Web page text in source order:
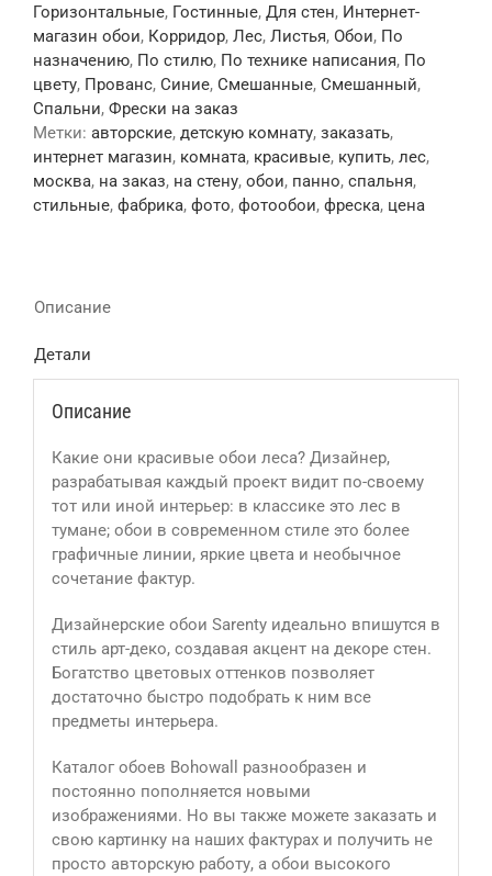
Горизонтальные, Гостинные, Для стен, Интернет-
магазин обои, Корридор, Лес, Листья, Обои, По
назначению, По стилю, По технике написания, По
цвету, Прованс, Синие, Смешанные, Смешанный,
Спальни, Фрески на заказ
Метки: авторские, детскую комнату, заказать,
интернет магазин, комната, красивые, купить, лес,
москва, на заказ, на стену, обои, панно, спальня,
стильные, фабрика, фото, фотообои, фреска, цена
Описание
Детали
Описание
Какие они красивые обои леса? Дизайнер,
разрабатывая каждый проект видит по-своему
тот или иной интерьер: в классике это лес в
тумане; обои в современном стиле это более
графичные линии, яркие цвета и необычное
сочетание фактур.
Дизайнерские обои Sarenty идеально впишутся в
стиль арт-деко, создавая акцент на декоре стен.
Богатство цветовых оттенков позволяет
достаточно быстро подобрать к ним все
предметы интерьера.
Каталог обоев Bohowall разнообразен и
постоянно пополняется новыми
изображениями. Но вы также можете заказать и
свою картинку на наших фактурах и получить не
просто авторскую работу, а обои высокого